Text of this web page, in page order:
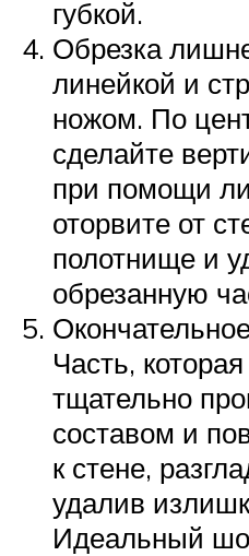
губкой.
Обрезка
линейкой и
ножом. По
сделайте
при помощи
оторвите от
полотнище и
обрезанную
Часть,
тщательно
составом и
к стене,
удалив
Идеальный